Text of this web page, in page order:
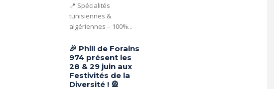
📍 Spécialités
tunisiennes &
algériennes – 100%...
🎉 Phill de Forains
974 présent les
28 & 29 juin aux
Festivités de la
Diversité ! 🎡